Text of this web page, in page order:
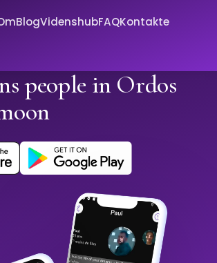
BlogVidenshubFAQKontakte
people in Ordos